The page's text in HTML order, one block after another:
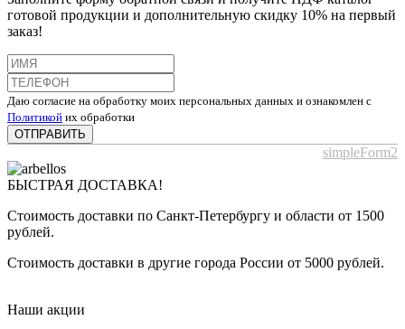
готовой продукции и дополнительную скидку 10% на первый
заказ!
Даю согласие на обработку моих персональных данных и ознакомлен с
Политикой их обработки
ОТПРАВИТЬ
simpleForm2
БЫСТРАЯ ДОСТАВКА!
Стоимость доставки по Санкт-Петербургу и области от 1500
рублей.
Стоимость доставки в другие города России от 5000 рублей.
Наши акции